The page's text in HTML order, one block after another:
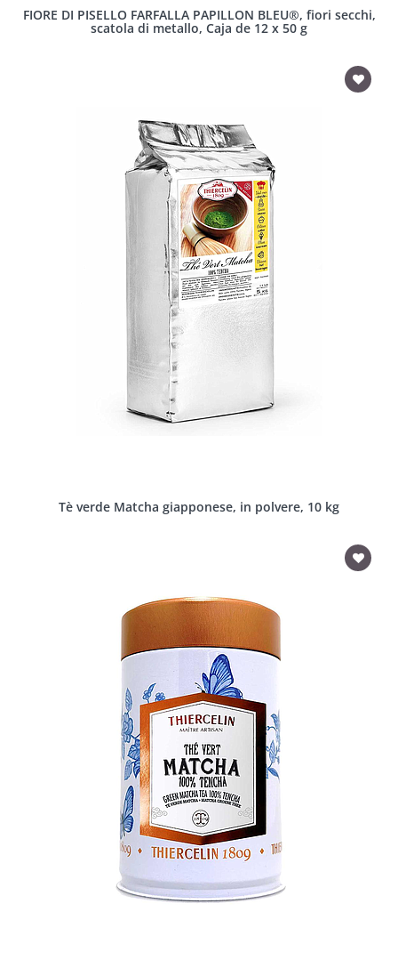
FIORE DI PISELLO FARFALLA PAPILLON BLEU®, fiori secchi,
scatola di metallo, Caja de 12 x 50 g
Tè verde Matcha giapponese, in polvere, 10 kg